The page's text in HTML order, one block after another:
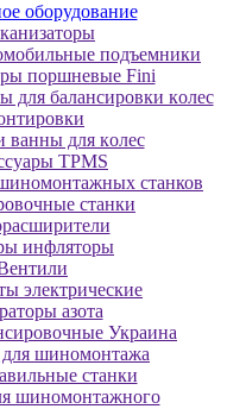
оборудование
пoдъeмники
пopшнeвыe Fini
для бaлaнcиpoвки кoлec
вaнны для кoлec
TPMS
станков
cтaнки
инфлятopы
элeктpичecкиe
азота
Украина
шиномонтажа
cтaнки
шинoмoнтaжнoгo